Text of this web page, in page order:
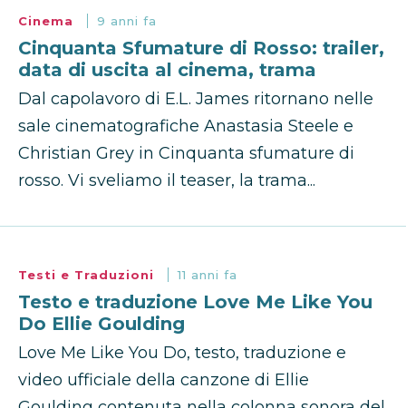
Cinema 9 anni fa
Cinquanta Sfumature di Rosso: trailer,
data di uscita al cinema, trama
Dal capolavoro di E.L. James ritornano nelle
sale cinematografiche Anastasia Steele e
Christian Grey in Cinquanta sfumature di
rosso. Vi sveliamo il teaser, la trama...
Testi e Traduzioni 11 anni fa
Testo e traduzione Love Me Like You
Do Ellie Goulding
Love Me Like You Do, testo, traduzione e
video ufficiale della canzone di Ellie